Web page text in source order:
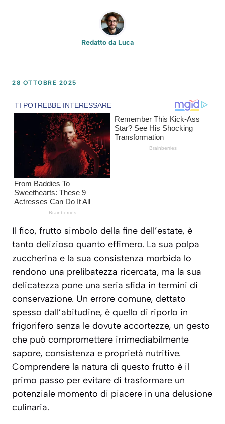
Redatto da Luca
28 OTTOBRE 2025
Il fico, frutto simbolo della fine dell’estate, è
tanto delizioso quanto effimero. La sua polpa
zuccherina e la sua consistenza morbida lo
rendono una prelibatezza ricercata, ma la sua
delicatezza pone una seria sfida in termini di
conservazione. Un errore comune, dettato
spesso dall’abitudine, è quello di riporlo in
frigorifero senza le dovute accortezze, un gesto
che può compromettere irrimediabilmente
sapore, consistenza e proprietà nutritive.
Comprendere la natura di questo frutto è il
primo passo per evitare di trasformare un
potenziale momento di piacere in una delusione
culinaria.